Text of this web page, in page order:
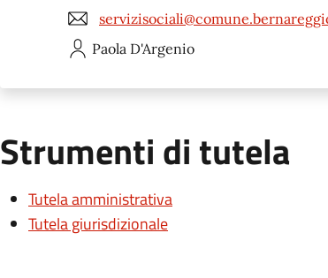
Paola D'Argenio
Strumenti di tutela
Tutela amministrativa
Tutela giurisdizionale